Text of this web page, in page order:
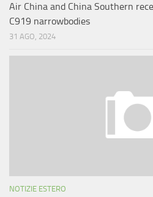
Air China and China Southern
C919 narrowbodies
31 AGO, 2024
NOTIZIE ESTERO